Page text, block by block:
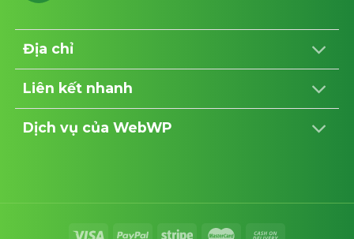
Địa chỉ
Liên kết nhanh
Dịch vụ của WebWP